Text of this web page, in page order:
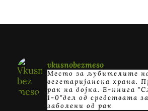
vkusnobezmeso
Место за љубителите
вегетаријанска храна.
рак на дојка. E-книга
1-0"дел од средствата
заболени од рак